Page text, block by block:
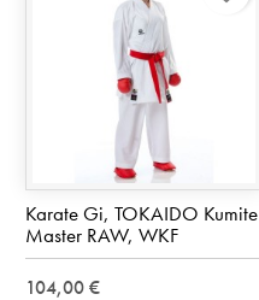
Karate Gi, TOKAIDO Kumite
Master RAW, WKF
104,00 €